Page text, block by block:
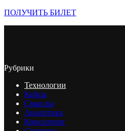
ПОЛУЧИТЬ БИЛЕТ
Рубрики
Технологии
Кейсы
Смыслы
Аналитика
Консалтинг